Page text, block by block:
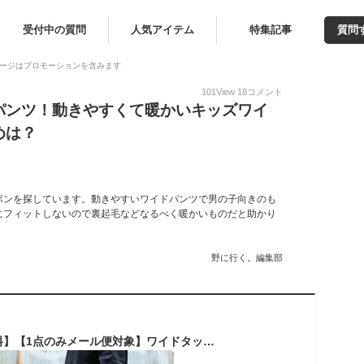
受付中の質問 人気アイテム 特集記事 質問
ジはプロモーションを含みます
101View 18コメント
ツ！動きやすくて暖かいキッズワイ
？
を探しています。動きやすいワイドパンツで男の子向きのも
ィットしないので裏起毛などなるべく暖かいものだと助かり
野に行く。編集部
【セール】【送料無料】【1点のみメール便対象】ワイドタックカーゴパンツ ボトムス 長ズボン 子供服 男の子 小学生 中学生 ファッション キッズ ジュニア 韓国子供服 大人っぽい ダンス 120cm 130cm 140cm 150cm 160cm 170cm